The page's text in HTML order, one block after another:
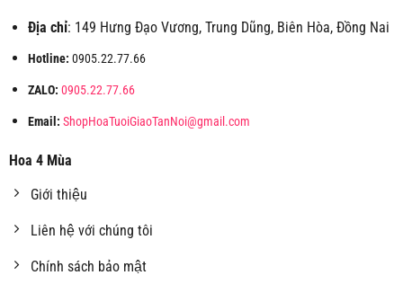
Địa chỉ: 149 Hưng Đạo Vương, Trung Dũng, Biên Hòa, Đồng Nai
Hotline: 0905.22.77.66
ZALO: 0905.22.77.66
Email: ShopHoaTuoiGiaoTanNoi@gmail.com
Hoa 4 Mùa
Giới thiệu
Liên hệ với chúng tôi
Chính sách bảo mật